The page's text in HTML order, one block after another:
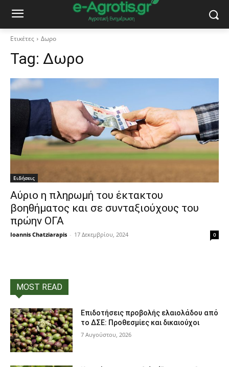
Ετικέτες Δωρο
Tag: Δωρο
Ειδήσεις
Αύριο η πληρωμή του έκτακτου
βοηθήματος και σε συνταξιούχους του
πρώην ΟΓΑ
Ioannis Chatziarapis - 17 Δεκεμβρίου, 2024 0
MOST READ
Επιδοτήσεις προβολής ελαιολάδου από
το ΔΣΕ: Προθεσμίες και δικαιούχοι
7 Αυγούστου, 2026